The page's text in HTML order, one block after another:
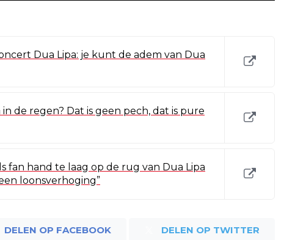
Dua Lipa: je kunt de adem van Dua
in de regen? Dat is geen pech, dat is pure
fan hand te laag op de rug van Dua Lipa
loonsverhoging”
DELEN OP FACEBOOK DELEN OP TWITTER